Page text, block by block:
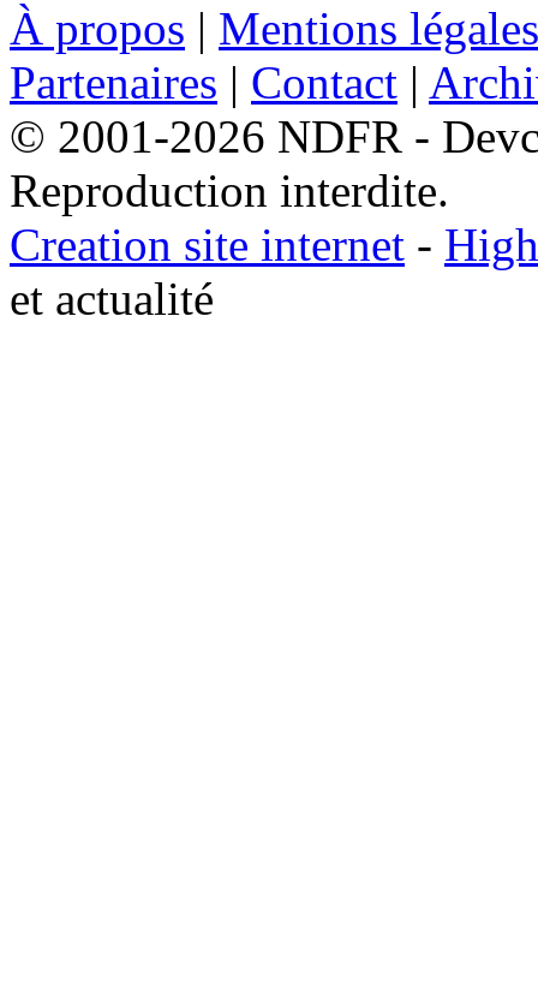
À propos | Mentions légales
Partenaires | Contact |
© 2001-2026 NDFR -
Reproduction interdite.
Creation site internet -
et actualité